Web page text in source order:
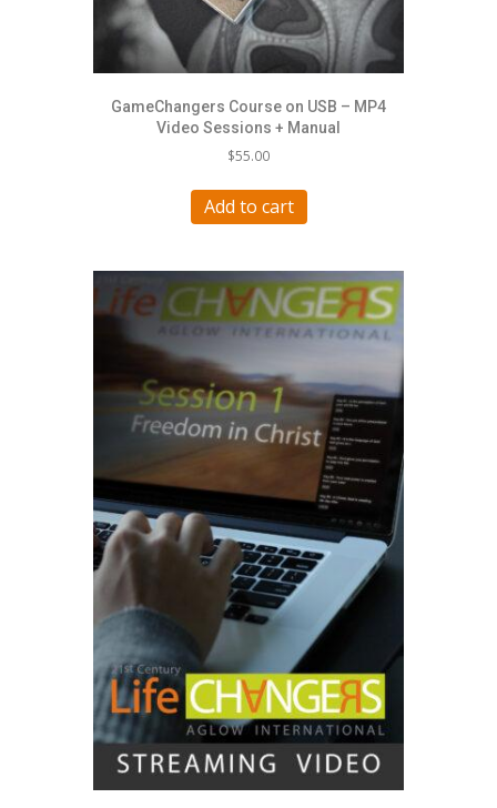
GameChangers Course on USB – MP4
Video Sessions + Manual
$55.00
Add to cart